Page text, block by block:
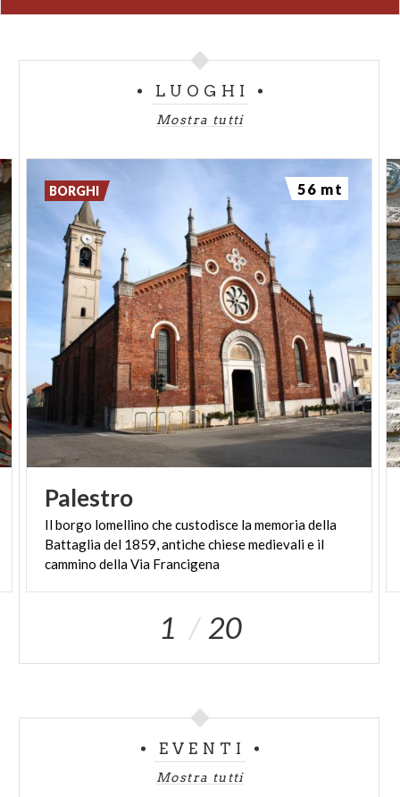
LUOGHI
Mostra tutti
Palestro
Il borgo lomellino che custodisce la memoria della
Battaglia del 1859, antiche chiese medievali e il
cammino della Via Francigena
BORGHI 56 mt
1 20
EVENTI
Mostra tutti